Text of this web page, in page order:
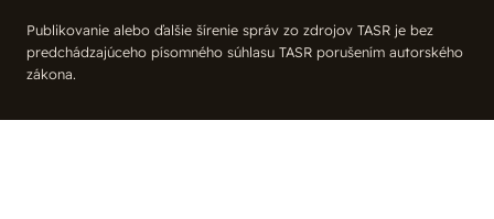
Publikovanie alebo ďalšie šírenie správ zo zdrojov TASR je bez
predchádzajúceho písomného súhlasu TASR porušením autorského
zákona.